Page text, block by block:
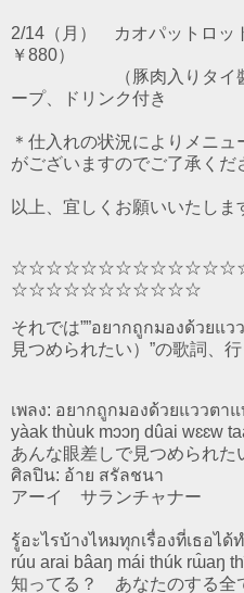
2/14（月） カオパットロッ
￥880）
（豚肉入りタイ醬油
ープ、ドリンク付き
＊仕入れの状況によりメニ
がございますのでご了承くだ
以上、宜しくお願いいたしま
☆☆☆☆☆☆☆☆☆☆☆
それでは””อยากถูกมองด้วยแ
見つめられたい）”の歌詞、
เพลง: อยากถูกมองด้วยแววตา
yàak thùuk mɔɔŋ dûai wɛɛw
あんな眼差しで見つめられた
ศิลปิน: อ้าย สรัลชนา
アーイ サランチャナー
รู้อะไรบ้างไหมทุกเรื่องที่เธอได้
rúu arai bâaŋ mái thúk rɯ̂aŋ
知ってる？ あなたのする全